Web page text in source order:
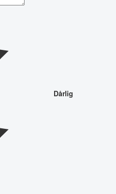
Dårlig